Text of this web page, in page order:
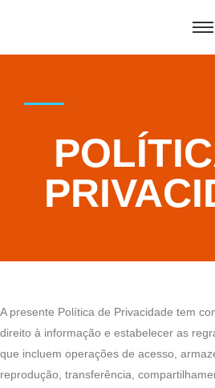
A presente Política de Privacidade tem
direito à informação e estabelecer as
que incluem operações de acesso,
reprodução, transferência,